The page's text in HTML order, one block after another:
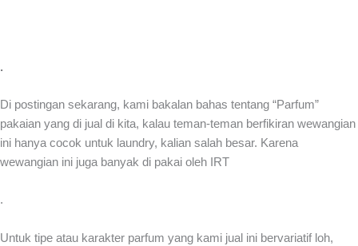
.
Di postingan sekarang, kami bakalan bahas tentang “Parfum”
pakaian yang di jual di kita, kalau teman-teman berfikiran wewangian
ini hanya cocok untuk laundry, kalian salah besar. Karena
wewangian ini juga banyak di pakai oleh IRT
.
Untuk tipe atau karakter parfum yang kami jual ini bervariatif loh,